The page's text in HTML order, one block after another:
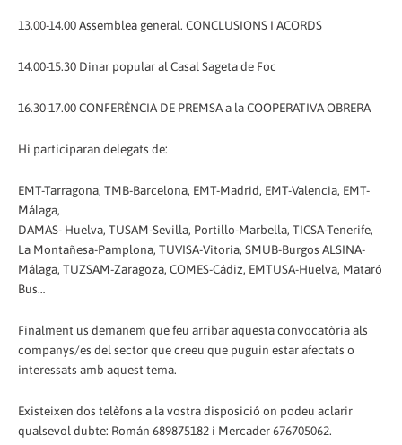
13.00-14.00 Assemblea general. CONCLUSIONS I ACORDS
14.00-15.30 Dinar popular al Casal Sageta de Foc
16.30-17.00 CONFERÈNCIA DE PREMSA a la COOPERATIVA OBRERA
Hi participaran delegats de:
EMT-Tarragona, TMB-Barcelona, EMT-Madrid, EMT-Valencia, EMT-
Málaga,
DAMAS- Huelva, TUSAM-Sevilla, Portillo-Marbella, TICSA-Tenerife,
La Montañesa-Pamplona, TUVISA-Vitoria, SMUB-Burgos ALSINA-
Málaga, TUZSAM-Zaragoza, COMES-Cádiz, EMTUSA-Huelva, Mataró
Bus…
Finalment us demanem que feu arribar aquesta convocatòria als
companys/es del sector que creeu que puguin estar afectats o
interessats amb aquest tema.
Existeixen dos telèfons a la vostra disposició on podeu aclarir
qualsevol dubte: Román 689875182 i Mercader 676705062.